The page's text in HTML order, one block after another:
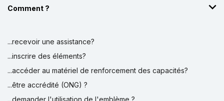
Comment ?
...recevoir une assistance?
...inscrire des éléments?
...accéder au matériel de renforcement des capacités?
...être accrédité (ONG) ?
...demander l'utilisation de l'emblème ?